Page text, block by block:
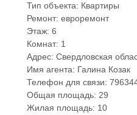
Тип объекта: Квартиры
Ремонт: евроремонт
Этаж: 6
Комнат: 1
Адрес: Свердловская
Имя агента: Галина Козак
Телефон для связи:
Общая площадь: 29
Жилая площадь: 10